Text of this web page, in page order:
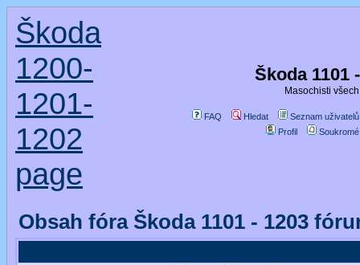
Škoda
1200-
1201-
1202
page
Škoda 1101
Masochisti
FAQ Hledat
Seznam uživatelů
Profil
Obsah fóra Škoda 1101 - 1203